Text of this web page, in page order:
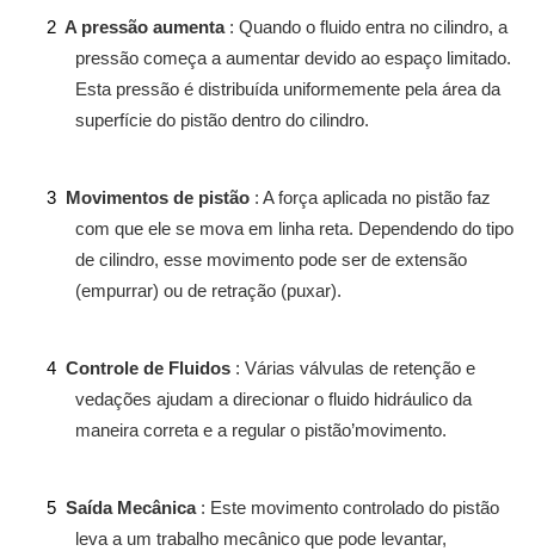
2 A pressão aumenta : Quando o fluido entra no cilindro, a
pressão começa a aumentar devido ao espaço limitado.
Esta pressão é distribuída uniformemente pela área da
superfície do pistão dentro do cilindro.
3 Movimentos de pistão : A força aplicada no pistão faz
com que ele se mova em linha reta. Dependendo do tipo
de cilindro, esse movimento pode ser de extensão
(empurrar) ou de retração (puxar).
4 Controle de Fluidos : Várias válvulas de retenção e
vedações ajudam a direcionar o fluido hidráulico da
maneira correta e a regular o pistão’movimento.
5 Saída Mecânica : Este movimento controlado do pistão
leva a um trabalho mecânico que pode levantar,